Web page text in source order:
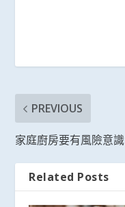
PREVIOUS
家庭廚房要有風險意識
Related Posts